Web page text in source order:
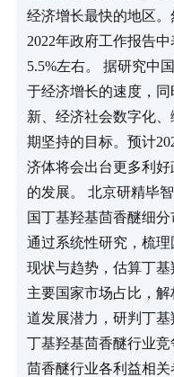
经济增长最快的地区。
2022年政府工作报告
5.5%左右。 据研究中
于经济增长的速度，
新、经济社会数字化
期坚持的目标。预计
济体将会出台更多利
的发展。 北京研精毕
国丁基羟基茴香醚细
通过系统性研究，梳
现状与趋势，估算丁
主要国家市场占比，
道发展潜力，研判丁
丁基羟基茴香醚行业
茴香醚行业各利益相